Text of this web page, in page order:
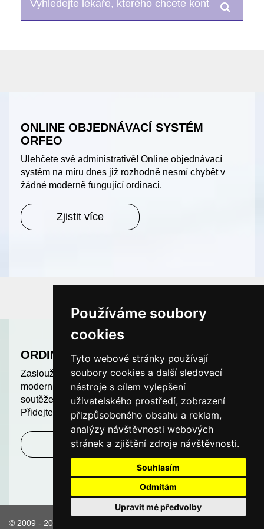
Používáme soubory
cookies
Tyto webové stránky používají
soubory cookies a další sledovací
nástroje s cílem vylepšení
uživatelského prostředí, zobrazení
přizpůsobeného obsahu a reklam,
analýzy návštěvnosti webových
stránek a zjištění zdroje návštěvnosti.
Souhlasím
Odmítám
Upravit mé předvolby
ONLINE OBJEDNÁVACÍ SYSTÉM
ORFEO
Ulehčete své administrativě! Online objednávací
systém na míru dnes již rozhodně nesmí chybět v
žádné moderně fungující ordinaci.
Zjistit více
ORDINACE ROKU
Zasloužíte si uznání. Odměňujeme nejlepší a
moderní ordinace v České republice. Další ročník
soutěže ORDINACE ROKU je v plném proudu.
Přidejte se k nám a soutěžte o hodnotné ceny!
Zjistit více
© 2009 - 2026 Provozuje MICROSITE CZ s.r.o.